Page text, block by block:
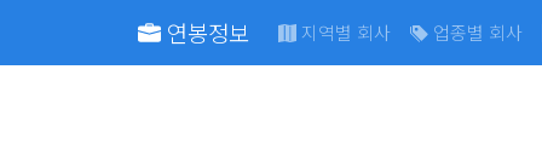
연봉정보 지역별 회사 업종별 회사